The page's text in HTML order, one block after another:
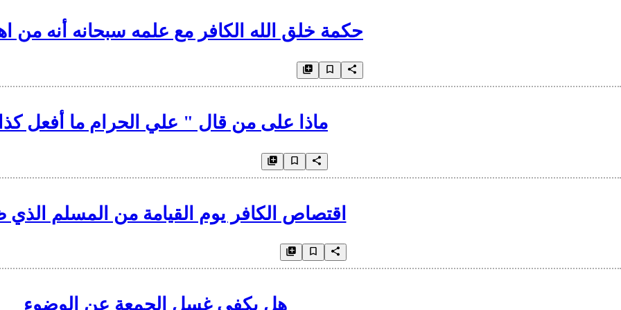
حكمة خلق الله الكافر مع علمه سبحانه أنه من
ماذا على من قال " علي الحرام ما أفعل
اقتصاص الكافر يوم القيامة من المسلم الذي
هل يكفي غسل الجمعة عن الوضوء